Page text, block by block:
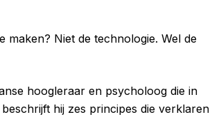
Niet de technologie. Wel de
hoogleraar en psycholoog die in
hij zes principes die verklaren